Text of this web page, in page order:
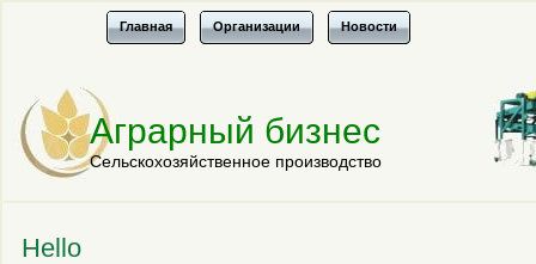
Главная Организации Новости
Аграрный бизнес
Сельскохозяйственное производство
Hello